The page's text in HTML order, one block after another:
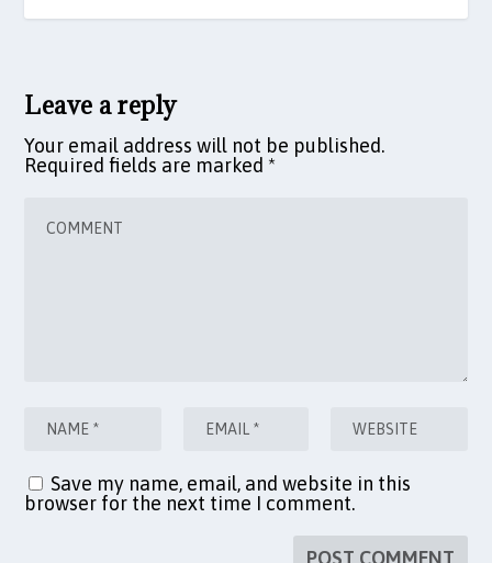
Leave a reply
Your email address will not be published.
Required fields are marked *
Save my name, email, and website in this
browser for the next time I comment.